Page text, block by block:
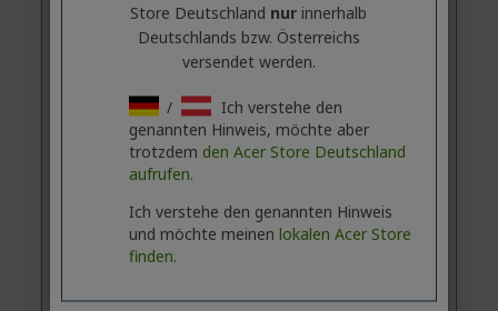
Store Deutschland nur innerhalb
Deutschlands bzw. Österreichs
versendet werden.
/
Ich verstehe den
genannten Hinweis, möchte aber
trotzdem den Acer Store Deutschland
aufrufen.
Ich verstehe den genannten Hinweis
und möchte meinen lokalen Acer Store
finden.